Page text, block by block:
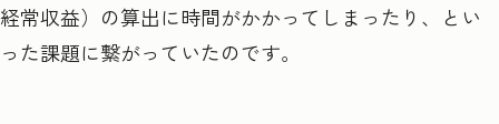
経常収益）の算出に時間がかかってしまったり、とい
った課題に繋がっていたのです。